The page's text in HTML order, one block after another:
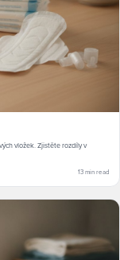
vložek. Zjistěte rozdíly v
13 min read